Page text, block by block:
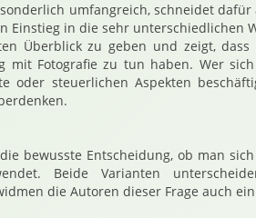
umfangreich, schneidet
Einstieg in die sehr unterschiedlichen
Überblick zu geben und zeigt,
mit Fotografie zu tun haben. Wer
oder steuerlichen Aspekten
bewusste Entscheidung, ob man
Beide Varianten
die Autoren dieser Frage auch